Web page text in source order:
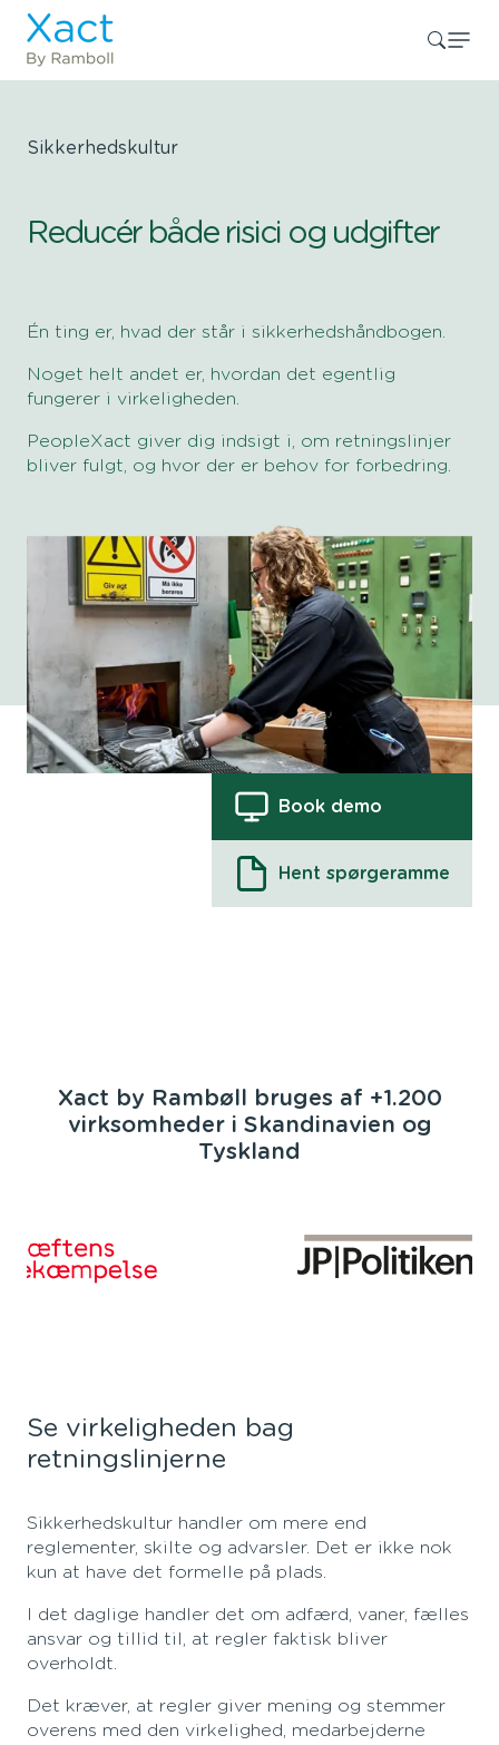
Sikkerhedskultur
Reducér både risici og udgifter
Én ting er, hvad der står i sikkerhedshåndbogen.
Noget helt andet er, hvordan det egentlig
fungerer i virkeligheden.
PeopleXact giver dig indsigt i, om retningslinjer
bliver fulgt, og hvor der er behov for forbedring.
Book demo
Hent spørgeramme
Xact by Rambøll bruges af +1.200
virksomheder i Skandinavien og
Tyskland
Se virkeligheden bag
retningslinjerne
Sikkerhedskultur handler om mere end
reglementer, skilte og advarsler. Det er ikke nok
kun at have det formelle på plads.
I det daglige handler det om adfærd, vaner, fælles
ansvar og tillid til, at regler faktisk bliver
overholdt.
Det kræver, at regler giver mening og stemmer
overens med den virkelighed, medarbejderne